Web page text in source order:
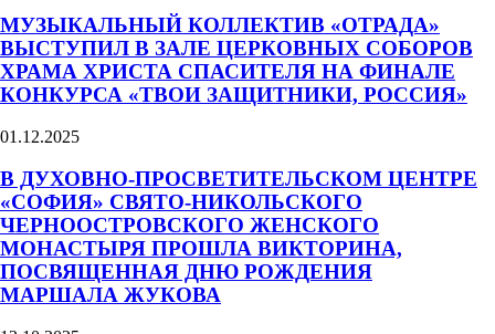
МУЗЫКАЛЬНЫЙ КОЛЛЕКТИВ «ОТРАДА»
ВЫСТУПИЛ В ЗАЛЕ ЦЕРКОВНЫХ СОБОРОВ
ХРАМА ХРИСТА СПАСИТЕЛЯ НА ФИНАЛЕ
КОНКУРСА «ТВОИ ЗАЩИТНИКИ, РОССИЯ»
01.12.2025
В ДУХОВНО-ПРОСВЕТИТЕЛЬСКОМ ЦЕНТРЕ
«СОФИЯ» СВЯТО-НИКОЛЬСКОГО
ЧЕРНООСТРОВСКОГО ЖЕНСКОГО
МОНАСТЫРЯ ПРОШЛА ВИКТОРИНА,
ПОСВЯЩЕННАЯ ДНЮ РОЖДЕНИЯ
МАРШАЛА ЖУКОВА